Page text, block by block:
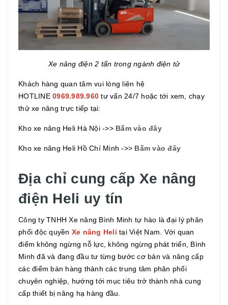
Xe nâng điện 2 tấn trong ngành điện tử
Khách hàng quan tâm vui lòng liên hệ
HOTLINE 0969.989.960tư vấn 24/7 hoặc tới xem, chạy
thử xe nâng trực tiếp tại:
Kho xe nâng Heli Hà Nội ->> Bấm vào đây
Kho xe nâng Heli Hồ Chí Minh ->> Bấm vào đây
Địa chỉ cung cấp Xe nâng
điện Heli uy tín
Công ty TNHH Xe nâng Bình Minh tự hào là đại lý phân
phối độc quyền Xe nâng Heli tại Việt Nam. Với quan
điểm không ngừng nỗ lực, không ngừng phát triển, Bình
Minh đã và đang đầu tư từng bước cơ bản và nâng cấp
các điểm bán hàng thành các trung tâm phân phối
chuyên nghiệp, hướng tới mục tiêu trở thành nhà cung
cấp thiết bị nâng hạ hàng đầu.